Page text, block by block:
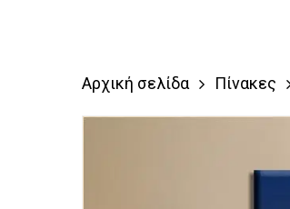
search
Αρχική σελίδα Πίνακες